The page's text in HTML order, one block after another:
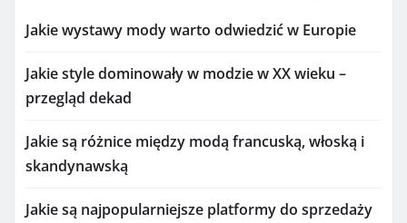
Jakie wystawy mody warto odwiedzić w Europie
Jakie style dominowały w modzie w XX wieku –
przegląd dekad
Jakie są różnice między modą francuską, włoską i
skandynawską
Jakie są najpopularniejsze platformy do sprzedaży